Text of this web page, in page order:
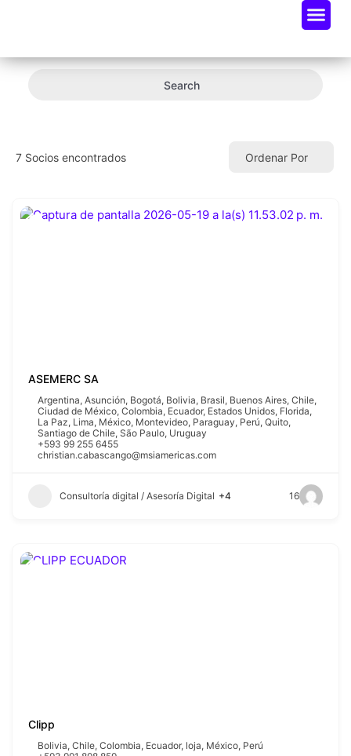
Search
7 Socios encontrados Ordenar Por
ASEMERC SA
Argentina, Asunción, Bogotá, Bolivia, Brasil, Buenos Aires, Chile,
Ciudad de México, Colombia, Ecuador, Estados Unidos, Florida,
La Paz, Lima, México, Montevideo, Paraguay, Perú, Quito,
Santiago de Chile, São Paulo, Uruguay
+593 99 255 6455
christian.cabascango@msiamericas.com
Consultoría digital / Asesoría Digital +4 16
Clipp
Bolivia, Chile, Colombia, Ecuador, loja, México, Perú